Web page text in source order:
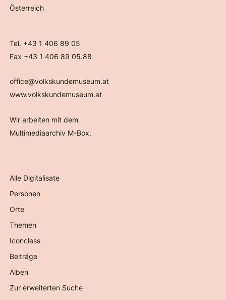
Österreich
Tel. +43 1 406 89 05
Fax +43 1 406 89 05.88
office@volkskundemuseum.at
www.volkskundemuseum.at
Wir arbeiten mit dem
Multimediaarchiv M-Box.
Alle Digitalisate
Personen
Orte
Themen
Iconclass
Beiträge
Alben
Zur erweiterten Suche